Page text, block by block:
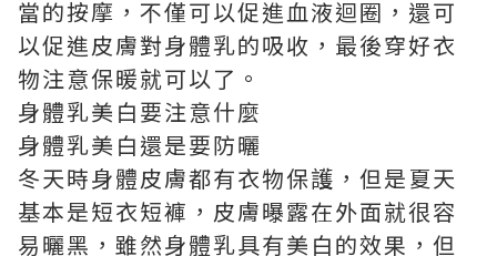
當的按摩，不僅可以促進血液迴圈，還可
以促進皮膚對身體乳的吸收，最後穿好衣
物注意保暖就可以了。
身體乳美白要注意什麼
身體乳美白還是要防曬
冬天時身體皮膚都有衣物保護，但是夏天
基本是短衣短褲，皮膚曝露在外面就很容
易曬黑，雖然身體乳具有美白的效果，但